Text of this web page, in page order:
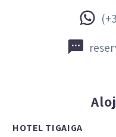




HOTEL TIGAIGA